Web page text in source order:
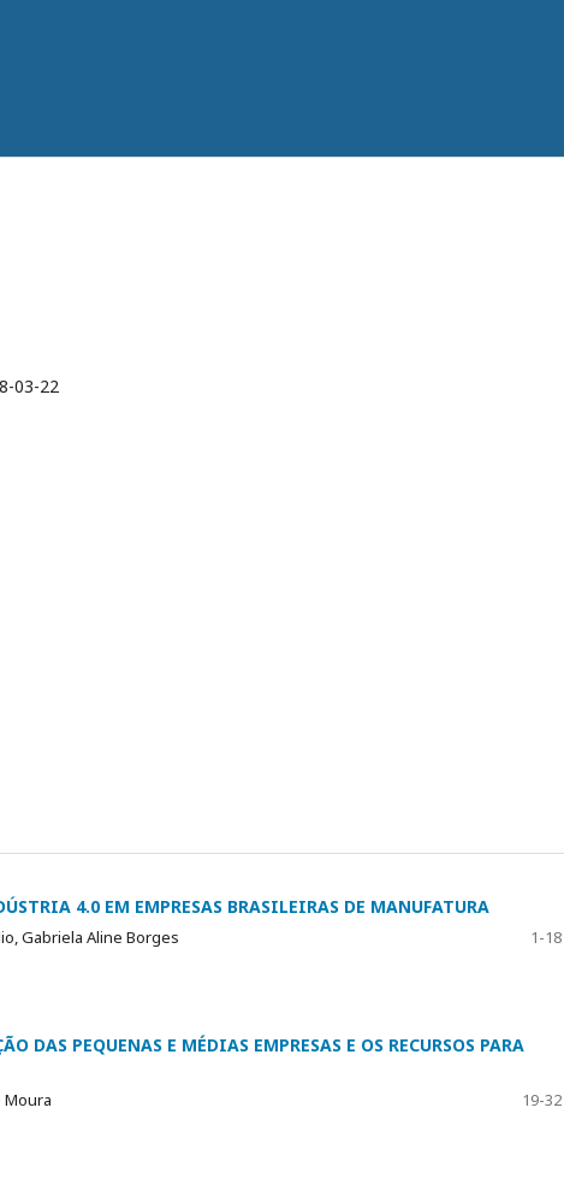
03-22
4.0 EM EMPRESAS BRASILEIRAS DE MANUFATURA
Gabriela Aline Borges
1-18
DAS PEQUENAS E MÉDIAS EMPRESAS E OS RECURSOS PARA
Moura
19-32